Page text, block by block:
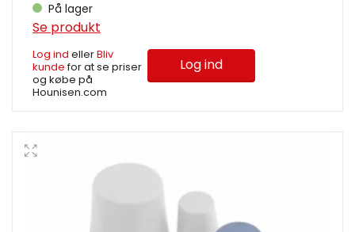
På lager
Se produkt
Log ind ellerBliv
kundefor at se priser
og købe på
Hounisen.com
Log ind